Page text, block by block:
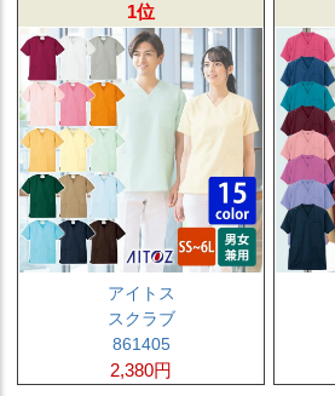
1位
アイトス
スクラブ
861405
2,380円